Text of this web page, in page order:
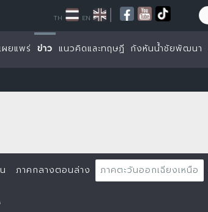
ผยแพร่ ข่าว แนวคิดและทฤษฏี กังหันน้ำชัยพัฒนา
TH EN |
ภาคกลางตอนล่าง ภาคตะวันออกเฉียงเหนือ